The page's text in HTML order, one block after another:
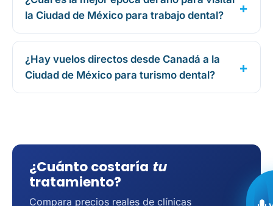
la Ciudad de México para trabajo dental?
¿Hay vuelos directos desde Canadá a la
Ciudad de México para turismo dental?
¿Cuánto costaría tu
tratamiento?
Compara precios reales de clínicas